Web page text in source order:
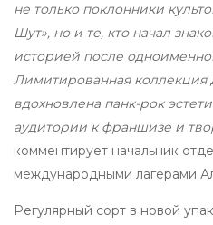
не только поклонники
Шут», но и те, кто начал
историей после
Лимитированная коллекция
вдохновлена панк-рок
аудитории к франшизе и
комментирует начальник
международными лагерами
Регулярный сорт в новой